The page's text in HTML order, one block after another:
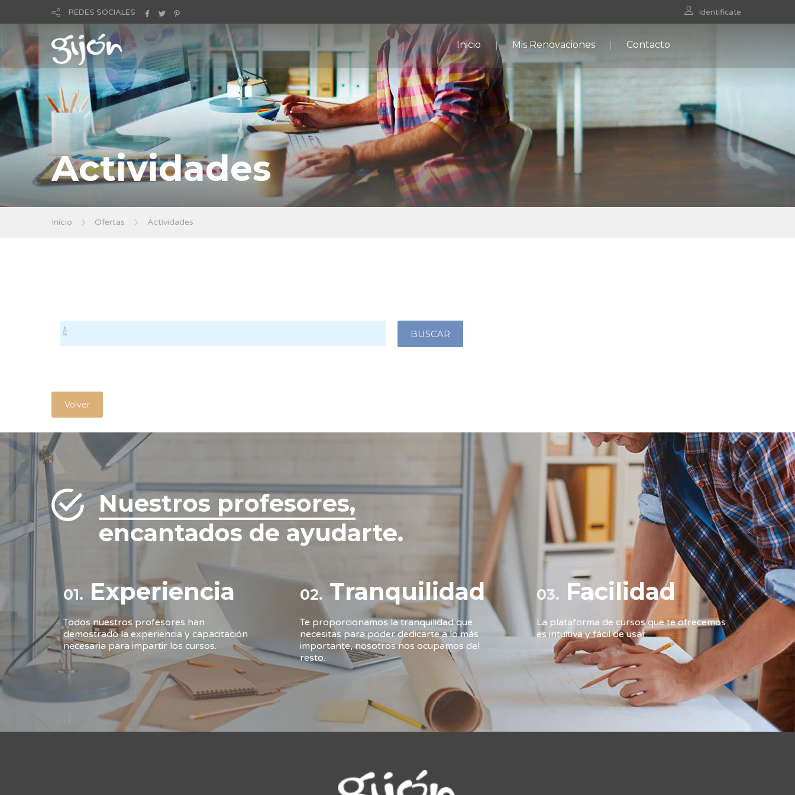
REDES SOCIALES Identificate
Inicio Mis Renovaciones Contacto
Actividades
Inicio Ofertas Actividades
Volver
Nuestros profesores,
encantados de ayudarte.
01. Experiencia
Todos nuestros profesores han
demostrado la experiencia y capacitación
necesaria para impartir los cursos.
02.Tranquilidad
Te proporcionamos la tranquilidad que
necesitas para poder dedicarte a lo más
importante, nosotros nos ocupamos del
resto.
03. Facilidad
La plataforma de cursos que te ofrecemos
es intuitiva y fácil de usar.